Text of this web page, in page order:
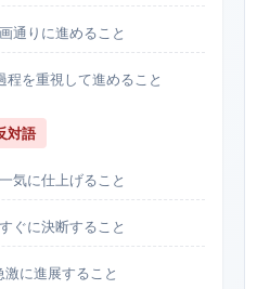
通りに進めること
程を重視して進めること
対語
一気に仕上げること
すぐに決断すること
激に進展すること